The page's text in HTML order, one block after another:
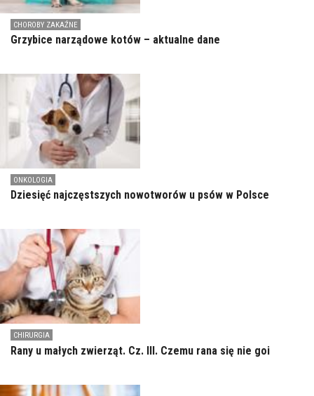
CHOROBY ZAKAŹNE
Grzybice narządowe kotów – aktualne dane
ONKOLOGIA
Dziesięć najczęstszych nowotworów u psów w Polsce
CHIRURGIA
Rany u małych zwierząt. Cz. III. Czemu rana się nie goi